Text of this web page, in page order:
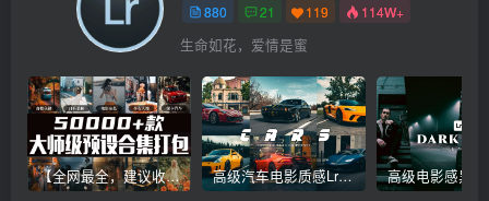
880 21 119 114W+
生命如花，爱情是蜜
【全网最全，建议收藏】5万多款Lr顶级调色预设合集，精心整理，分类清晰，摄影师调色师必备素材，够用一辈子！ 高级汽车电影质感Lr调色教程，手机滤镜PS+Lightroom预设下载！